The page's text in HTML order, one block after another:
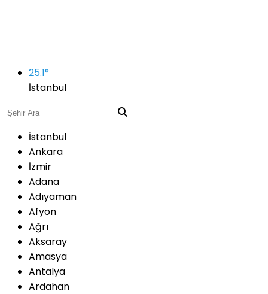
25.1°
İstanbul
İstanbul
Ankara
İzmir
Adana
Adıyaman
Afyon
Ağrı
Aksaray
Amasya
Antalya
Ardahan